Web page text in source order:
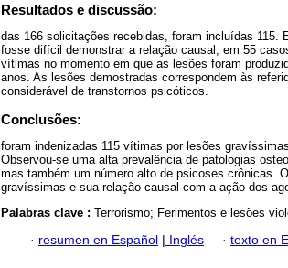
Resultados e discussão:
das 166 solicitações recebidas, foram incluídas 115.
fosse difícil demonstrar a relação causal, em 55
vítimas no momento em que as lesões foram
anos. As lesões demostradas correspondem às
considerável de transtornos psicóticos.
Conclusões:
foram indenizadas 115 vítimas por lesões
Observou-se uma alta prevalência de patologias
mas também um número alto de psicoses crônicas.
gravíssimas e sua relação causal com a ação dos
Palabras clave : Terrorismo; Ferimentos e lesões
· resumen en Español Inglés · texto en